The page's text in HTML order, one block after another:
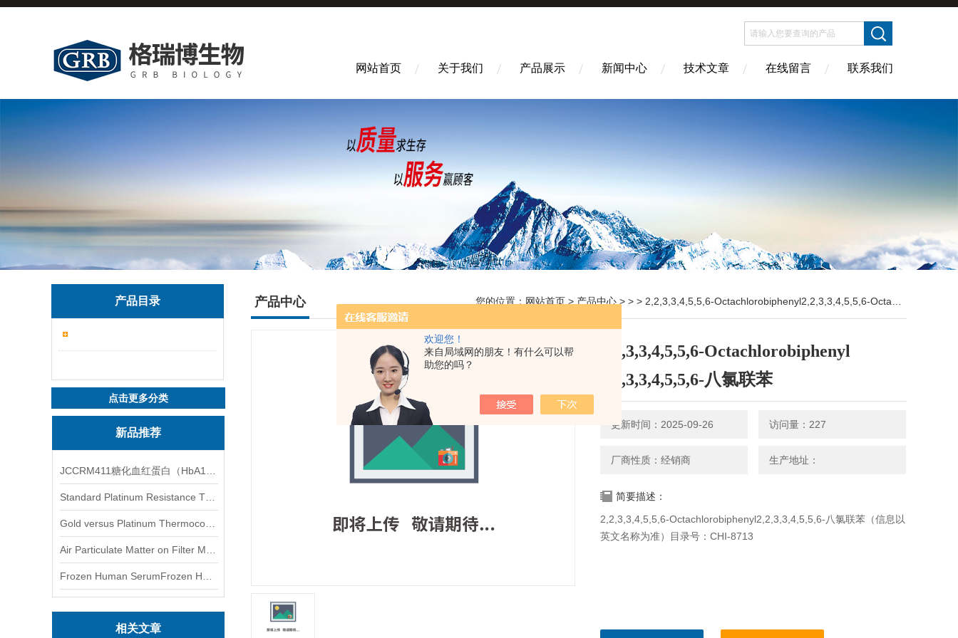
欢迎您！
来自局域网的朋友！有什么可以帮
助您的吗？
网站首页 关于我们 产品展示 新闻中心 技术文章 在线留言 联系我们
产品目录
点击更多分类
新品推荐
相关文章
产品中心 您的位置： 网站首页 > 产品中心 > > > 2,2,3,3,4,5,5,6-Octachlorobiphenyl2,2,3,3,4,5,5,6-Octachlorobiphenyl 2,2,3,3,4,5,5,6-八氯联苯
2,2,3,3,4,5,5,6-Octachlorobiphenyl
2,2,3,3,4,5,5,6-八氯联苯
更新时间：2025-09-26 访问量：227
厂商性质：经销商 生产地址：
简要描述：
2,2,3,3,4,5,5,6-Octachlorobiphenyl2,2,3,3,4,5,5,6-八氯联苯（信息以
英文名称为准）目录号：CHI-8713